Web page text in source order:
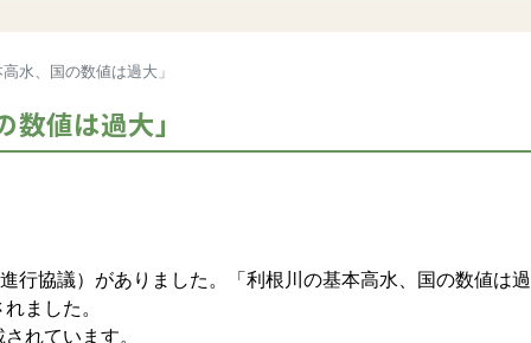
水、国の数値は過大」
値は過大」
協議）がありました。「利根川の基本高水、国の数値は
ました。
れています。